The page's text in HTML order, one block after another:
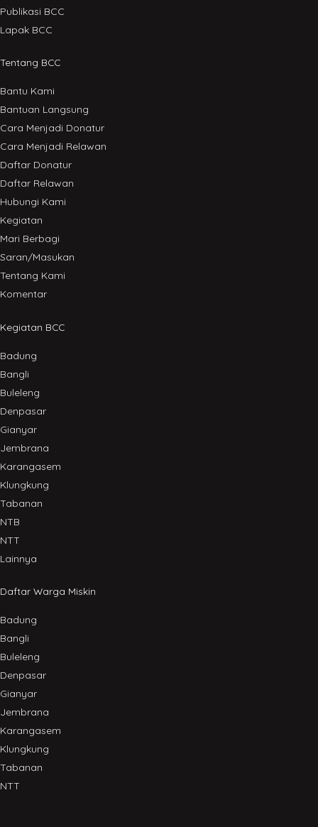
Publikasi BCC
Lapak BCC
Tentang BCC
Bantu Kami
Bantuan Langsung
Cara Menjadi Donatur
Cara Menjadi Relawan
Daftar Donatur
Daftar Relawan
Hubungi Kami
Kegiatan
Mari Berbagi
Saran/Masukan
Tentang Kami
Komentar
Kegiatan BCC
Badung
Bangli
Buleleng
Denpasar
Gianyar
Jembrana
Karangasem
Klungkung
Tabanan
NTB
NTT
Lainnya
Daftar Warga Miskin
Badung
Bangli
Buleleng
Denpasar
Gianyar
Jembrana
Karangasem
Klungkung
Tabanan
NTT